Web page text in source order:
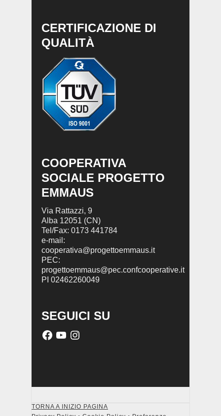
CERTIFICAZIONE DI
QUALITÀ
COOPERATIVA
SOCIALE PROGETTO
EMMAUS
Via Rattazzi, 9
Alba 12051 (CN)
Tel/Fax: 0173 441784
e-mail:
cooperativa@progettoemmaus.it
PEC:
progettoemmaus@pec.confcooperative.it
PI 02462260049
SEGUICI SU
TORNA A INIZIO PAGINA